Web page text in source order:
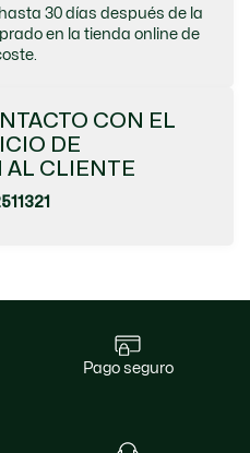
30 días después de la
en la tienda online de
CON EL
DE
AL CLIENTE
pago seguro